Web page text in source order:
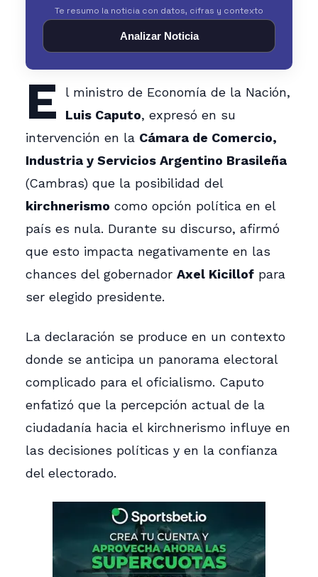
Te resumo la noticia con datos, cifras y contexto
Analizar Noticia
E
l ministro de Economía de la Nación,
Luis Caputo, expresó en su
intervención en la Cámara de Comercio,
Industria y Servicios Argentino Brasileña
(Cambras) que la posibilidad del
kirchnerismo como opción política en el
país es nula. Durante su discurso, afirmó
que esto impacta negativamente en las
chances del gobernador Axel Kicillof para
ser elegido presidente.
La declaración se produce en un contexto
donde se anticipa un panorama electoral
complicado para el oficialismo. Caputo
enfatizó que la percepción actual de la
ciudadanía hacia el kirchnerismo influye en
las decisiones políticas y en la confianza
del electorado.